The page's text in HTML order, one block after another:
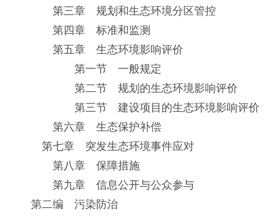
第三章 规划和生态环境分区管控
第四章 标准和监测
第五章 生态环境影响评价
第一节 一般规定
第二节 规划的生态环境影响评价
第三节 建设项目的生态环境影响评价
第六章 生态保护补偿
第七章 突发生态环境事件应对
第八章 保障措施
第九章 信息公开与公众参与
第二编 污染防治